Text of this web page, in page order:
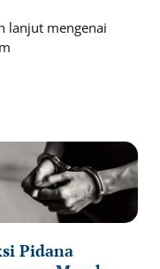
lanjut mengenai
Pidana
PagePage